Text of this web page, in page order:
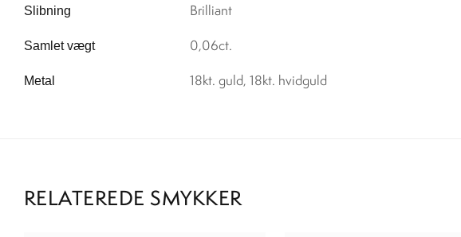
Slibning Brilliant
Samlet vægt 0,06ct.
Metal 18kt. guld, 18kt. hvidguld